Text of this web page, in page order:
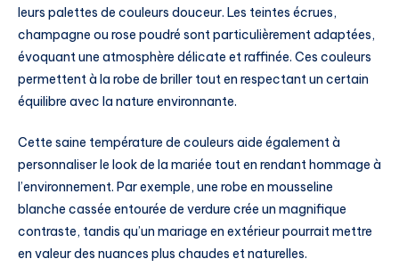
leurs palettes de couleurs douceur. Les teintes écrues,
champagne ou rose poudré sont particulièrement adaptées,
évoquant une atmosphère délicate et raffinée. Ces couleurs
permettent à la robe de briller tout en respectant un certain
équilibre avec la nature environnante.
Cette saine température de couleurs aide également à
personnaliser le look de la mariée tout en rendant hommage à
l’environnement. Par exemple, une robe en mousseline
blanche cassée entourée de verdure crée un magnifique
contraste, tandis qu’un mariage en extérieur pourrait mettre
en valeur des nuances plus chaudes et naturelles.